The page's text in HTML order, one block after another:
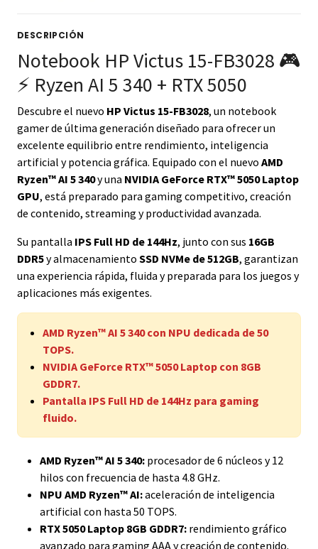
DESCRIPCIÓN
Notebook HP Victus 15-FB3028 🎮
⚡ Ryzen AI 5 340 + RTX 5050
Descubre el nuevo HP Victus 15-FB3028, un notebook
gamer de última generación diseñado para ofrecer un
excelente equilibrio entre rendimiento, inteligencia
artificial y potencia gráfica. Equipado con el nuevo AMD
Ryzen™ AI 5 340y una NVIDIA GeForce RTX™ 5050 Laptop
GPU, está preparado para gaming competitivo, creación
de contenido, streaming y productividad avanzada.
Su pantalla IPS Full HD de 144Hz, junto con sus 16GB
DDR5y almacenamiento SSD NVMe de 512GB, garantizan
una experiencia rápida, fluida y preparada para los juegos y
aplicaciones más exigentes.
AMD Ryzen™ AI 5 340 con NPU dedicada de 50
TOPS.
NVIDIA GeForce RTX™ 5050 Laptop con 8GB
GDDR7.
Pantalla IPS Full HD de 144Hz para gaming
fluido.
AMD Ryzen™ AI 5 340: procesador de 6 núcleos y 12
hilos con frecuencia de hasta 4.8 GHz.
NPU AMD Ryzen™ AI:aceleración de inteligencia
artificial con hasta 50 TOPS.
RTX 5050 Laptop 8GB GDDR7: rendimiento gráfico
avanzado para gaming AAA y creación de contenido.